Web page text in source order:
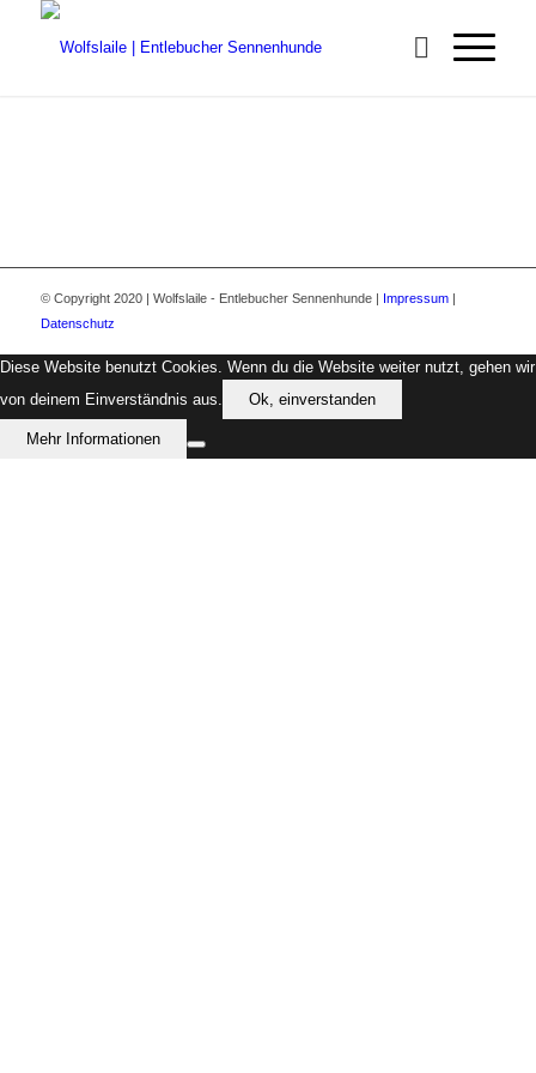
© Copyright 2020 | Wolfslaile - Entlebucher Sennenhunde | Impressum|
Datenschutz
Diese Website benutzt Cookies. Wenn du die Website weiter nutzt, gehen wir
von deinem Einverständnis aus.
Ok, einverstanden
Mehr Informationen